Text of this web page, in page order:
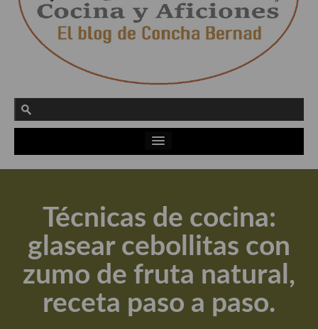
Actualidad y recomendaciones
Apuntes, estudios sobre temas interesantes e importantes
Aceite de Oliva Virgen Extra (AOVE)
Recetas maridadas con los mejores AOVES
Flores en la cocina recetas
Técnicas de cocina:
glasear cebollitas con
zumo de fruta natural,
receta paso a paso.